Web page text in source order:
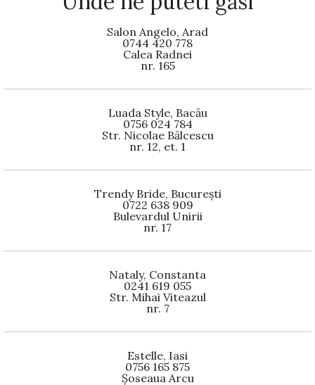
Salon Angelo, Arad
0744 420 778
Calea Radnei
nr. 165
Luada Style, Bacău
0756 024 784
Str. Nicolae Bălcescu
nr. 12, et. 1
Trendy Bride, București
0722 638 909
Bulevardul Unirii
nr. 17
Nataly, Constanta
0241 619 055
Str. Mihai Viteazul
nr. 7
Estelle, Iasi
0756 165 875
Șoseaua Arcu